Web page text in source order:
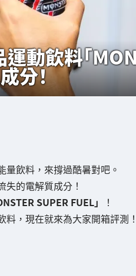
運動飲料「
分！
飲料，來撐過酷暑對吧。
的電解質成分！
SUPER FUEL」
！
，現在就來為大家開箱評測！